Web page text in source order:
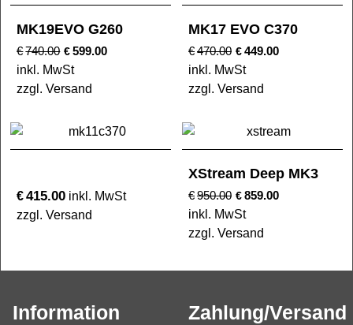
MK19EVO G260
€740.00 € 599.00
inkl. MwSt
zzgl. Versand
MK17 EVO C370
€470.00 €449.00
inkl. MwSt
zzgl. Versand
€415.00 inkl. MwSt
zzgl. Versand
XStream Deep MK3
€950.00 €859.00
inkl. MwSt
zzgl. Versand
Information Zahlung/Versand